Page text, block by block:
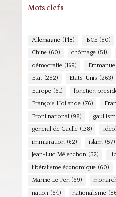
Mots clefs
Allemagne (148) BCE (50)
Chine (60) chômage (51)
démocratie (169)
Etat (252) Etats-Unis (263)
Europe (61) fonction
François Hollande (76)
Front national (98)
général de Gaulle (138)
immigration (62) islam (57)
Jean-Luc Mélenchon (52)
libéralisme économique (60)
Marine Le Pen (69)
nation (64) nationalisme